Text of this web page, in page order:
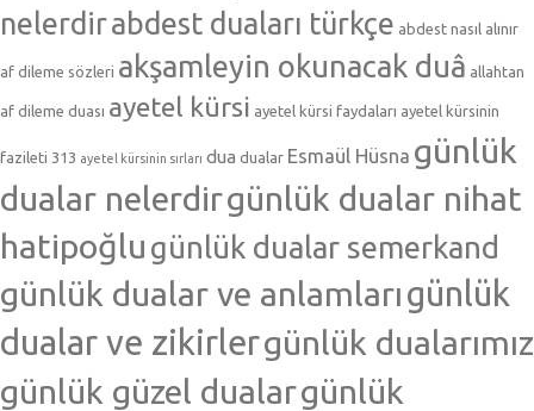
nelerdirabdest duaları türkçe abdest nasıl alınır
af dileme sözleri akşamleyin okunacak duâ allahtan
af dileme duası ayetel kürsi ayetel kürsi faydaları ayetel kürsinin
fazileti 313 ayetel kürsinin sırları dua dualar Esmaül Hüsna günlük
dualar nelerdirgünlük dualar nihat
hatipoğlu günlük dualar semerkand
günlük dualar ve anlamlarıgünlük
dualar ve zikirlergünlük dualarımız
günlük güzel dualargünlük